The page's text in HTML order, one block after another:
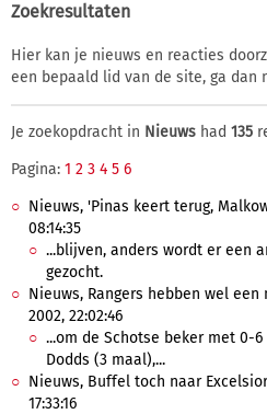
Zoekresultaten
Hier kan je nieuws en reacties
een bepaald lid van de site, ga dan
Je zoekopdracht in Nieuws had 135
Pagina: 1 2 3 4 5 6
Nieuws, 'Pinas keert terug,
08:14:35
...blijven, anders wordt er een
gezocht.
Nieuws, Rangers hebben wel
2002, 22:02:46
...om de Schotse beker met 0-
Dodds (3 maal),...
Nieuws, Buffel toch naar
17:33:16